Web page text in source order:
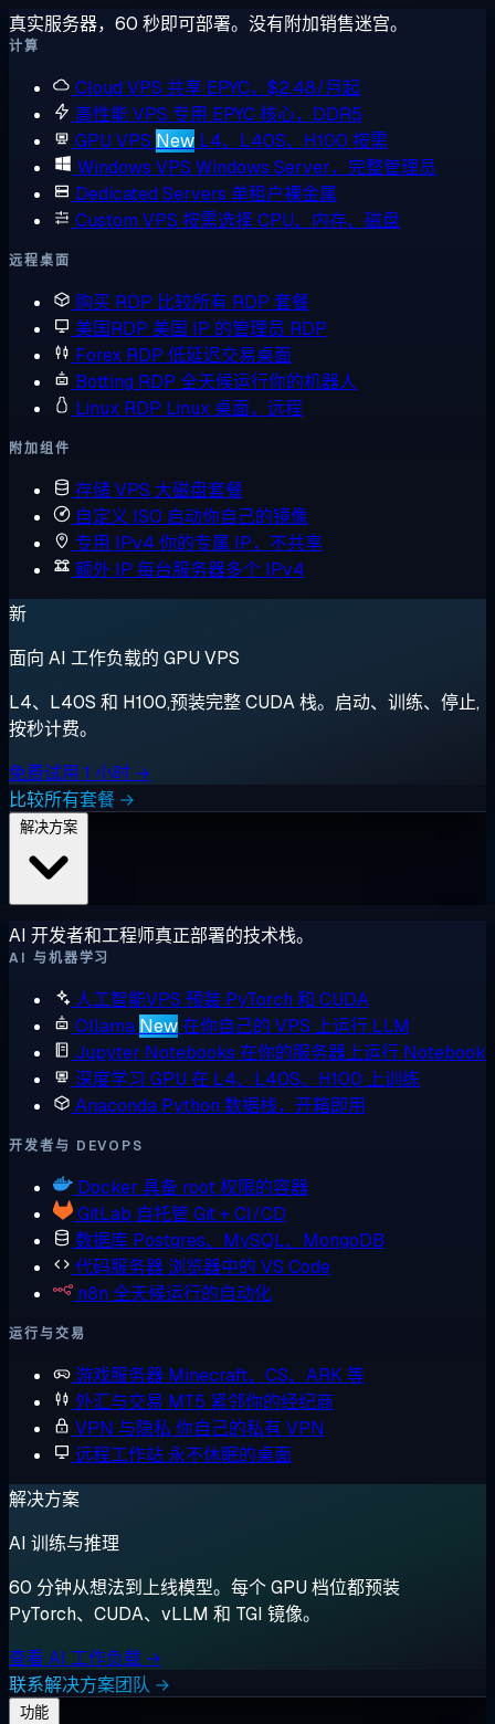
真实服务器，60 秒即可部署。没有附加销售迷宫。
计算
Cloud VPS 共享 EPYC，$2.48/月起
高性能 VPS 专用 EPYC 核心，DDR5
GPU VPS New L4、L40S、H100 按需
Windows VPS Windows Server，完整管理员
Dedicated Servers 单租户裸金属
Custom VPS 按需选择 CPU、内存、磁盘
远程桌面
购买 RDP 比较所有 RDP 套餐
美国RDP 美国 IP 的管理员 RDP
Forex RDP 低延迟交易桌面
Botting RDP 全天候运行你的机器人
Linux RDP Linux 桌面，远程
附加组件
存储 VPS 大磁盘套餐
自定义 ISO 启动你自己的镜像
专用 IPv4 你的专属 IP，不共享
额外 IP 每台服务器多个 IPv4
新
面向 AI 工作负载的 GPU VPS
L4、L40S 和 H100,预装完整 CUDA 栈。启动、训练、停止,
按秒计费。
免费试用 1 小时 →
比较所有套餐 →
AI 开发者和工程师真正部署的技术栈。
AI 与机器学习
人工智能VPS 预装 PyTorch 和 CUDA
Ollama New在你自己的 VPS 上运行 LLM
Jupyter Notebooks 在你的服务器上运行 Notebook
深度学习 GPU 在 L4、L40S、H100 上训练
Anaconda Python 数据栈，开箱即用
开发者与 DEVOPS
Docker 具备 root 权限的容器
GitLab 自托管 Git + CI/CD
数据库 Postgres、MySQL、MongoDB
代码服务器 浏览器中的 VS Code
n8n 全天候运行的自动化
运行与交易
游戏服务器 Minecraft、CS、ARK 等
外汇与交易 MT5 紧邻你的经纪商
VPN 与隐私 你自己的私有 VPN
远程工作站 永不休眠的桌面
解决方案
AI 训练与推理
60 分钟从想法到上线模型。每个 GPU 档位都预装
PyTorch、CUDA、vLLM 和 TGI 镜像。
查看 AI 工作负载 →
联系解决方案团队 →